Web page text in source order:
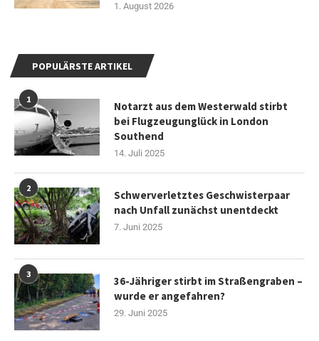
1. August 2026
POPULÄRSTE ARTIKEL
1
Notarzt aus dem Westerwald stirbt
bei Flugzeugunglück in London
Southend
14. Juli 2025
2
Schwerverletztes Geschwisterpaar
nach Unfall zunächst unentdeckt
7. Juni 2025
3
36-Jähriger stirbt im Straßengraben –
wurde er angefahren?
29. Juni 2025